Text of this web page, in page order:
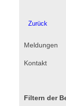
Zurück
Navigation
Meldungen
Kontakt
Filtern der